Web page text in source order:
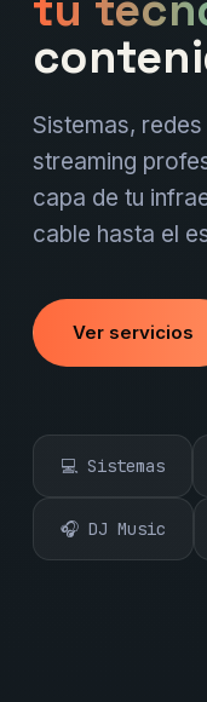
Sistemas,
streaming
capa de tu
cable hasta el
Ver servicios
💻 Sistemas
🎧 DJ Music